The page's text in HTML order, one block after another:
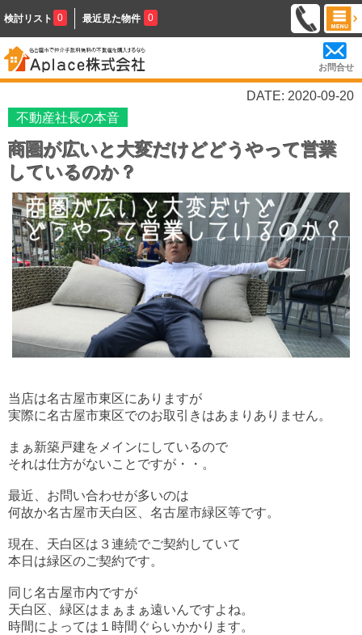
検討リスト 0 最近見た物件 0
お問合せ
DATE: 2020-09-20
不動産社長の本音
商圏が広いと大変だけどどうやって営業
しているのか？
当店は名古屋市東区にありますが
実際に名古屋市東区でのお取引きはあまりありません。
まぁ新築戸建をメインにしているので
それは仕方がないことですが・・。
最近、お問い合わせが多いのは
何故か名古屋市天白区、名古屋市緑区等です。
現在、天白区は３連続でご契約していて
本日は緑区のご契約です。
同じ名古屋市内ですが
天白区、緑区はまぁまぁ遠いんですよね。
時間によっては１時間ぐらいかかります。